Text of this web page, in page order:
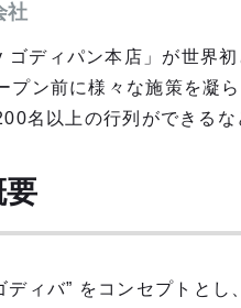
社
ディパン本店」が世界
プン前に様々な施策を凝
名以上の行列ができるな
ィバ” をコンセプトと